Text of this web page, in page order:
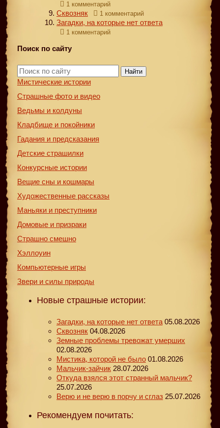
1 комментарий
Сквозняк 1 комментарий
Загадки, на которые нет ответа
1 комментарий
Поиск по сайту
Найти
Мистические истории
Страшные фото и видео
Ведьмы и колдуны
Кладбище и покойники
Гадания и предсказания
Детские страшилки
Конкурсные истории
Вещие сны и кошмары
Художественные рассказы
Маньяки и преступники
Домовые и призраки
Страшно смешно
Хэллоуин
Компьютерные игры
Звери и силы природы
Новые страшные истории:
Загадки, на которые нет ответа 05.08.2026
Сквозняк 04.08.2026
Земные проблемы тревожат умерших
02.08.2026
Мистика, которой не было 01.08.2026
Мальчик-зайчик 28.07.2026
Откуда взялся этот странный мальчик?
25.07.2026
Верю и не верю в порчу и сглаз 25.07.2026
Рекомендуем почитать: